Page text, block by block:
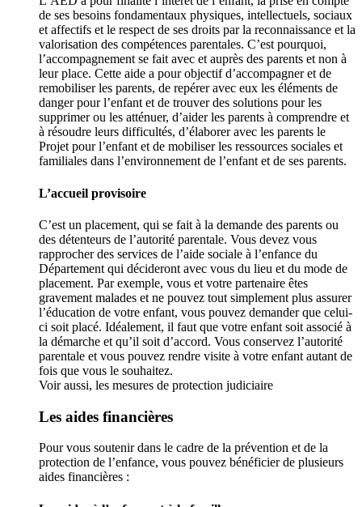
de ses besoins fondamentaux physiques, intellectuels, sociaux
et affectifs et le respect de ses droits par la reconnaissance et la
valorisation des compétences parentales. C’est pourquoi,
l’accompagnement se fait avec et auprès des parents et non à
leur place. Cette aide a pour objectif d’accompagner et de
remobiliser les parents, de repérer avec eux les éléments de
danger pour l’enfant et de trouver des solutions pour les
supprimer ou les atténuer, d’aider les parents à comprendre et
à résoudre leurs difficultés, d’élaborer avec les parents le
Projet pour l’enfant et de mobiliser les ressources sociales et
familiales dans l’environnement de l’enfant et de ses parents.
L’accueil provisoire
C’est un placement, qui se fait à la demande des parents ou
des détenteurs de l’autorité parentale. Vous devez vous
rapprocher des services de l’aide sociale à l’enfance du
Département qui décideront avec vous du lieu et du mode de
placement. Par exemple, vous et votre partenaire êtes
gravement malades et ne pouvez tout simplement plus assurer
l’éducation de votre enfant, vous pouvez demander que celui-
ci soit placé. Idéalement, il faut que votre enfant soit associé à
la démarche et qu’il soit d’accord. Vous conservez l’autorité
parentale et vous pouvez rendre visite à votre enfant autant de
fois que vous le souhaitez.
Voir aussi, les mesures de protection judiciaire
Les aides financières
Pour vous soutenir dans le cadre de la prévention et de la
protection de l’enfance, vous pouvez bénéficier de plusieurs
aides financières :